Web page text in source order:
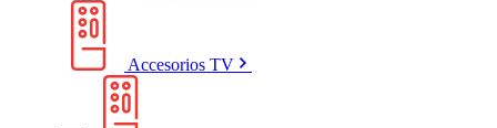
Accesorios TV